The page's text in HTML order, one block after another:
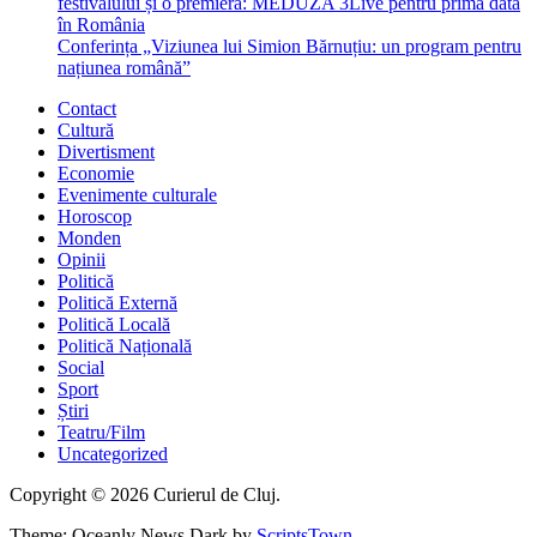
în România
Conferința „Viziunea lui Simion Bărnuțiu: un program pentru
națiunea română”
Contact
Cultură
Divertisment
Economie
Evenimente culturale
Horoscop
Monden
Opinii
Politică
Politică Externă
Politică Locală
Politică Națională
Social
Sport
Știri
Teatru/Film
Uncategorized
Copyright © 2026 Curierul de Cluj.